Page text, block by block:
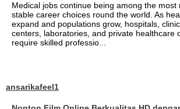
Medical jobs continue being among the most
stable career choices round the world. As
expand and populations grow, hospitals,
centers, laboratories, and private healthcare
require skilled professio...
ansarikafeel1